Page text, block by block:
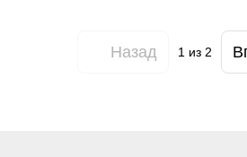
Назад 1 из 2